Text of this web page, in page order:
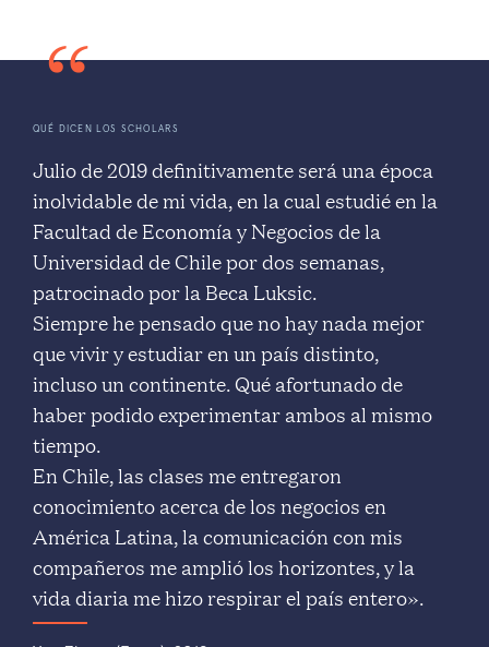
QUÉ DICEN LOS SCHOLARS
Julio de 2019 definitivamente será una época
inolvidable de mi vida, en la cual estudié en la
Facultad de Economía y Negocios de la
Universidad de Chile por dos semanas,
patrocinado por la Beca Luksic.
Siempre he pensado que no hay nada mejor
que vivir y estudiar en un país distinto,
incluso un continente. Qué afortunado de
haber podido experimentar ambos al mismo
tiempo.
En Chile, las clases me entregaron
conocimiento acerca de los negocios en
América Latina, la comunicación con mis
compañeros me amplió los horizontes, y la
vida diaria me hizo respirar el país entero».